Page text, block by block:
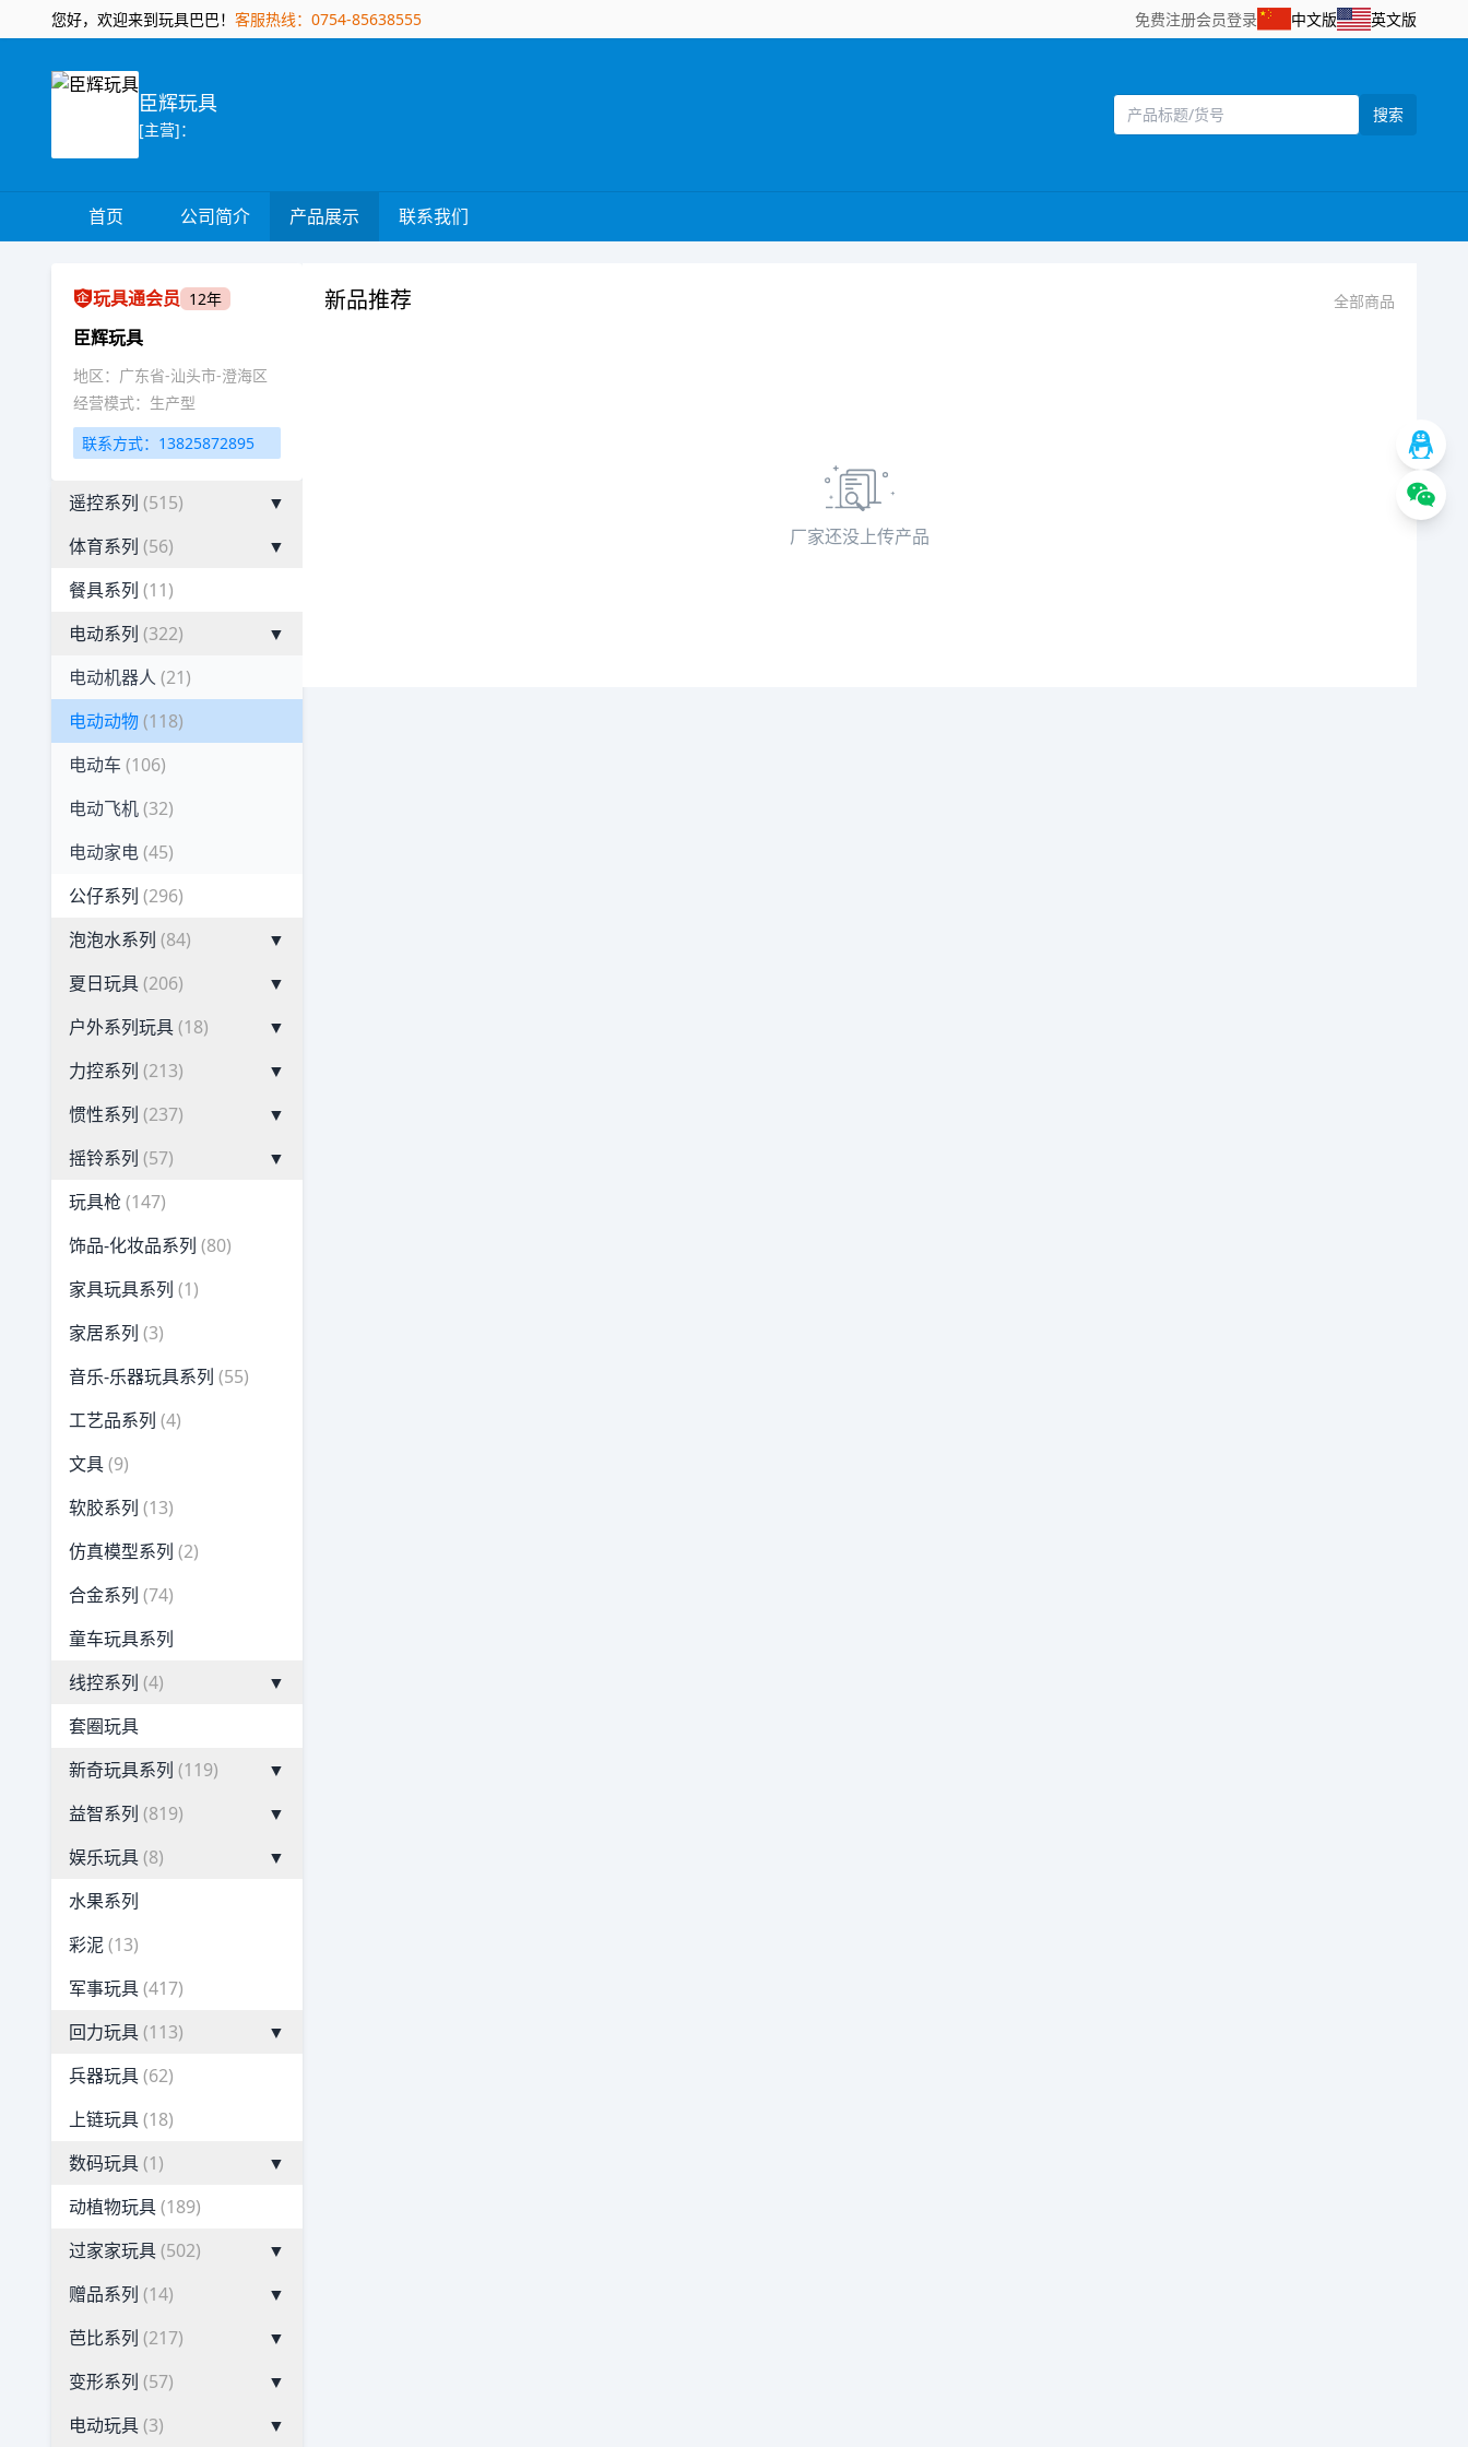
您好，欢迎来到玩具巴巴！ 客服热线：0754-85638555 免费注册会员登录 中文版 英文版
臣辉玩具
[主营]：
搜索
首页 公司简介 产品展示 联系我们
玩具通会员 12年
臣辉玩具
地区：广东省-汕头市-澄海区
经营模式：生产型
联系方式：13825872895
遥控系列 (515)
▼
体育系列 (56)
▼
餐具系列 (11)
电动系列 (322)
▼
电动机器人 (21)
电动动物(118)
电动车 (106)
电动飞机(32)
电动家电(45)
公仔系列 (296)
泡泡水系列 (84)
▼
夏日玩具(206)
▼
户外系列玩具(18)
▼
力控系列 (213)
▼
惯性系列 (237)
▼
摇铃系列 (57)
▼
玩具枪 (147)
饰品-化妆品系列 (80)
家具玩具系列 (1)
家居系列 (3)
音乐-乐器玩具系列 (55)
工艺品系列 (4)
文具(9)
软胶系列 (13)
仿真模型系列 (2)
合金系列 (74)
童车玩具系列
线控系列 (4)
▼
套圈玩具
新奇玩具系列 (119)
▼
益智系列 (819)
▼
娱乐玩具(8)
▼
水果系列
彩泥(13)
军事玩具(417)
回力玩具(113)
▼
兵器玩具(62)
上链玩具(18)
数码玩具(1)
▼
动植物玩具(189)
过家家玩具(502)
▼
赠品系列 (14)
▼
芭比系列 (217)
▼
变形系列 (57)
▼
电动玩具(3) ▼
新品推荐 全部商品
厂家还没上传产品